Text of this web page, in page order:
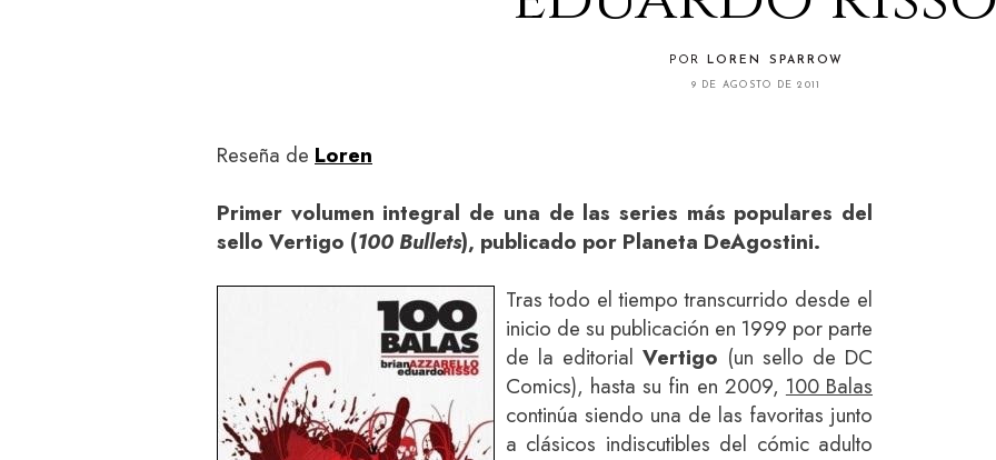
POR LOREN SPARROW
9 DE AGOSTO DE 2011
Reseña de Loren
Primer volumen integral de una de las series más populares del
sello Vertigo (100 Bullets), publicado por Planeta DeAgostini.
Tras todo el tiempo transcurrido desde el
inicio de su publicación en 1999 por parte
de la editorial Vertigo (un sello de DC
Comics), hasta su fin en 2009, 100 Balas
continúa siendo una de las favoritas junto
a clásicos indiscutibles del cómic adulto